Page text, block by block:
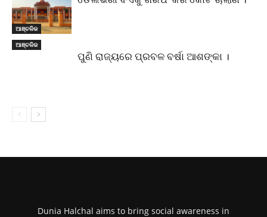
ଆଞ୍ଚଳିକ
ଆଞ୍ଚଳିକ
ପୁଣି ରାଜ୍ୟରେ ପ୍ରବଳ ବର୍ଷା ଆଶଙ୍କା ।
Dunia Halchal aims to bring social awareness in